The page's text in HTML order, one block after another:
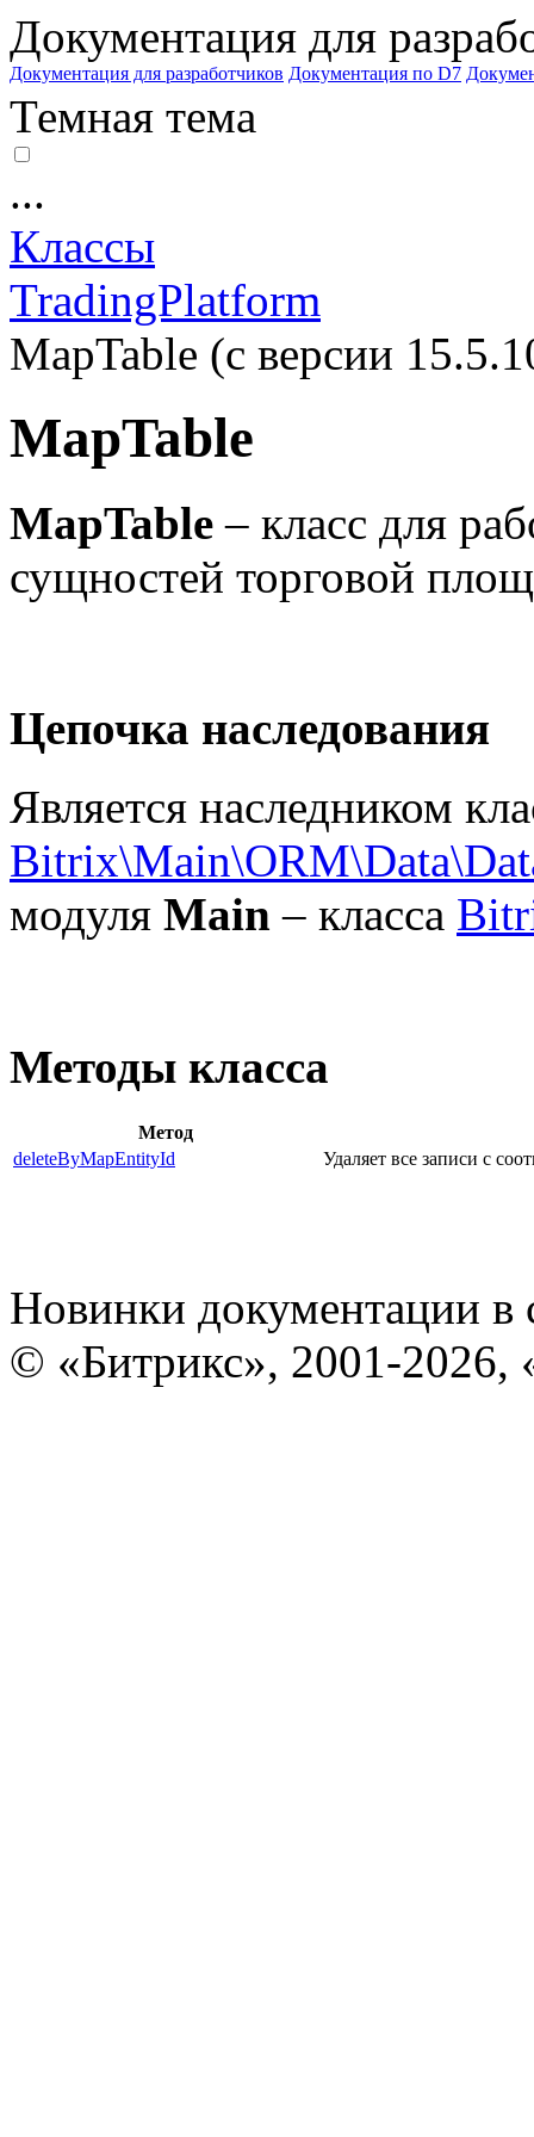
Документация для
Документация для разработчиков Документация по D7
Темная тема
...
Классы
TradingPlatform
MapTable (с версии
MapTable
MapTable – класс для
сущностей торговой
Цепочка наследования
Является наследником
модуля Main – класса
Методы класса
Метод
deleteByMapEntityId
Удаляет все записи с
Новинки документации в
© «Битрикс», 2001-2026,